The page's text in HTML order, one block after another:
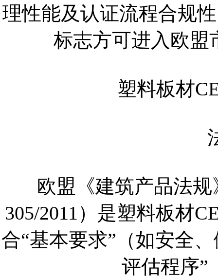
理性能及认证流程合规
标志方可进入欧盟
塑料板材
欧盟《建筑产品法规
305/2011）是塑料板材
合“基本要求”（如安全
评估程序”